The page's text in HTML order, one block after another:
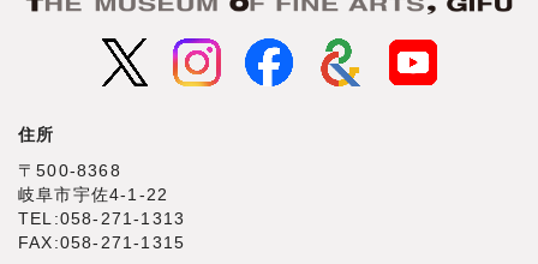
住所
〒500‐8368
岐阜市宇佐4‐1‐22
TEL:058-271-1313
FAX:058-271-1315